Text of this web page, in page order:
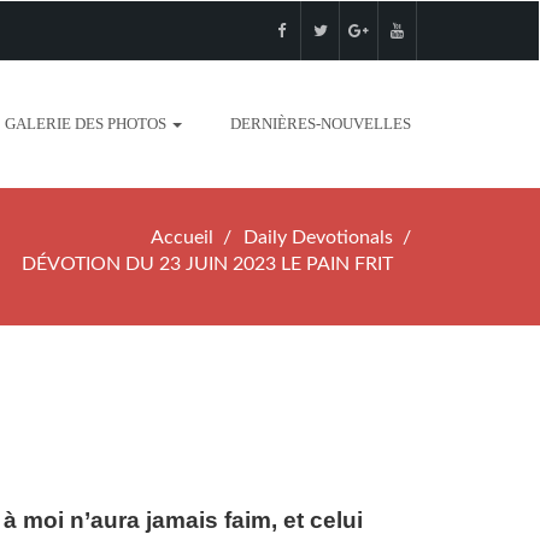
GALERIE DES PHOTOS DERNIÈRES-NOUVELLES
Accueil
Daily Devotionals
DÉVOTION DU 23 JUIN 2023 LE PAIN FRIT
moi n’aura jamais faim, et celui